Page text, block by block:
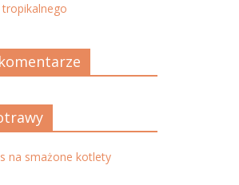
na smażone kotlety